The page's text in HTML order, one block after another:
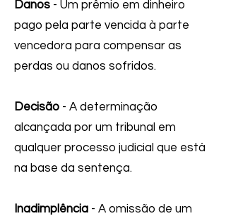
Danos - Um prêmio em dinheiro
pago pela parte vencida à parte
vencedora para compensar as
perdas ou danos sofridos.
Decisão - A determinação
alcançada por um tribunal em
qualquer processo judicial que está
na base da sentença.
Inadimplência - A omissão de um